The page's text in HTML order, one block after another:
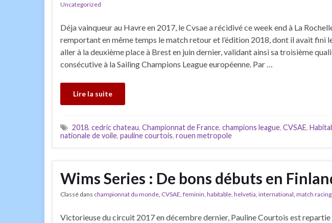
Uncategorized
Déja vainqueur au Havre en 2017, le Cvsae a récidivé ce week end à La
remportant en même temps le match retour et l’édition 2018, dont il avait fini
aller à la deuxième place à Brest en juin dernier, validant ainsi sa troisième
consécutive à la Sailing Champions League européenne. Par …
Lire la suite
2018, cedric chateau, Championnat de France, champions league, CVSAE,
nationale de voile, pauline courtois, rouen metropole
Wims Series : De bons débuts en
Classé dans championnat du monde, CVSAE, feminin, habitable, helvetia, international, match racing,
Victorieuse du circuit 2017 en décembre dernier, Pauline Courtois est repartie